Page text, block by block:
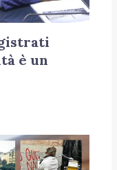
è un